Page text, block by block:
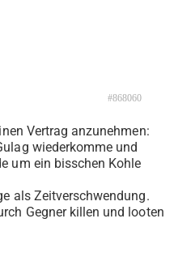
#868060
Vertrag anzunehmen:
wiederkomme und
um ein bisschen Kohle
als Zeitverschwendung.
Gegner killen und looten